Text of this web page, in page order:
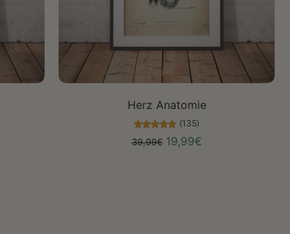
Herz Anatomie
(135)
39,99€ 19,99€